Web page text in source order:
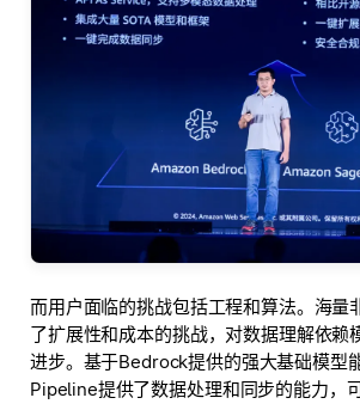
而用户面临的挑战包括工程和算法。海量
了扩展性和成本的挑战，对数据理解依赖
进步。基于Bedrock提供的强大基础模型
Pipeline提供了数据处理和同步的能力，